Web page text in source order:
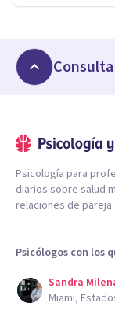
Psicología para
diarios sobre salud
relaciones de pareja.
Psicólogos con los
Sandra
Miami,